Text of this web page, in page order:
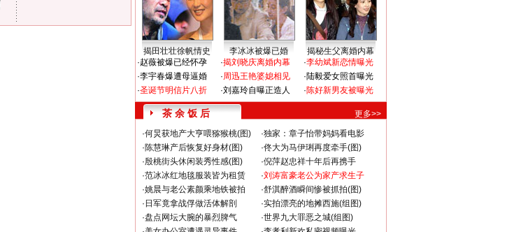
揭田壮壮徐帆情史 李冰冰被爆已婚
揭秘生父离婚内幕
·赵薇被爆已经怀孕
·李宇春爆遭母逼婚
·圣诞节明信片八折
·揭刘晓庆离婚内幕
·周迅王艳婆媳相见
·刘嘉玲自曝正造人
·李幼斌新恋情曝光
·陆毅爱女照首曝光
·陈好新男友被曝光
茶 余 饭 后
更多>>
·何炅获地产大亨喂猕猴桃(图) ·独家：章子怡带妈妈看电影
·陈慧琳产后恢复好身材(图) ·佟大为马伊琍再度牵手(图)
·殷桃街头休闲装秀性感(图) ·倪萍赵忠祥十年后再携手
·范冰冰红地毯服装皆为租赁 ·刘涛富豪老公为家产求生子
·姚晨与老公素颜乘地铁被拍 ·舒淇醉酒瞬间惨被抓拍(图)
· 日军竟拿战俘做活体解剖 ·实拍漂亮的地摊西施(组图)
·盘点网坛大腕的暴烈脾气 ·世界九大罪恶之城(组图)